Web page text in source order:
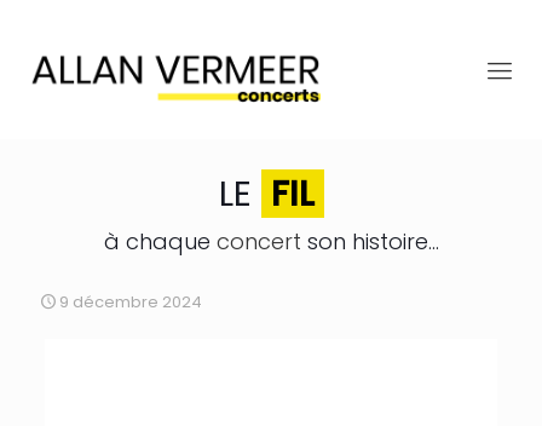
LE FIL
à chaque concert son histoire...
9 décembre 2024